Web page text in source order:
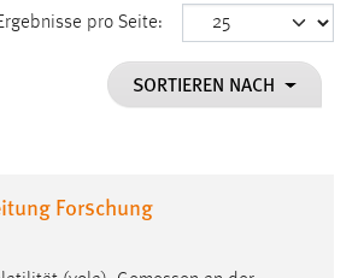
pro Seite:
SORTIEREN NACH
Forschung
speichert die ausgewählten Einverständnis-